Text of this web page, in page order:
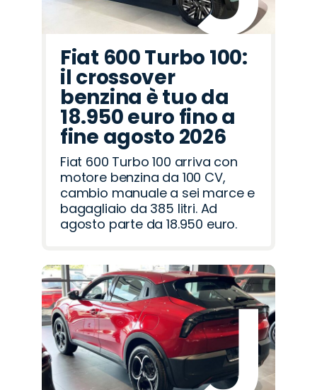
Fiat 600 Turbo 100:
il crossover
benzina è tuo da
18.950 euro fino a
fine agosto 2026
Fiat 600 Turbo 100 arriva con
motore benzina da 100 CV,
cambio manuale a sei marce e
bagagliaio da 385 litri. Ad
agosto parte da 18.950 euro.